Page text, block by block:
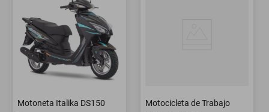
Motoneta Italika DS150
Motocicleta de Trabajo